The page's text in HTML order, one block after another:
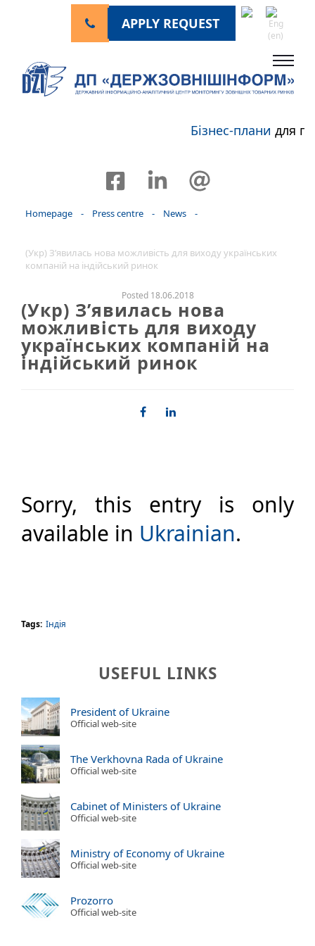
APPLY REQUEST
Бізнес-планидля
Homepage - Press centre - News -
(Укр) З’явилась нова можливість для виходу українських
компаній на індійський ринок
Posted 18.06.2018
(Укр) З’явилась нова
можливість для виходу
українських компаній на
індійський ринок
Sorry, this entry is only
available in Ukrainian.
Tags: Індія
USEFUL LINKS
President of Ukraine
Official web-site
The Verkhovna Rada of Ukraine
Official web-site
Cabinet of Ministers of Ukraine
Official web-site
Ministry of Economy of Ukraine
Official web-site
Prozorro
Official web-site